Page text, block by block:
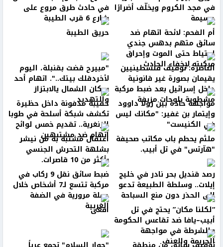
في مجد الكروم ويخلّف أضرارًا
جسيمة
في حادث طرق مروع على
شارع 6 قرب الطيبة
أم الفحم: لائحة اتهام ضد
سائق متهم بدهس جندي
احتياط حتى الموت وإحراق
مركبته لإخفاء الحادث
حريق الطيبة
الناصرة: توقيف فلسطينيين
يقيمان بصورة غير قانونية
داخل إسرائيل بعد ضبط مركبة
مشطوبة بلوحات مزيفة
"مبيرح قضت بقنبلة، اليوم
لأخردقلك بيتك..". اتهام أحد
سكان الشمال يالابتزاز
والتهديد مواجهة حادة بين رولا داوود
وإيتمار بن غفير: "مكانك ليس
في الكنيست"
حقيبة مدفونة داخل حظيرة
تكشف شبكة أسلحة في طوبا
الزنغرية.. تقديم خمس لوائح
اتهام ضد مشتبهين ملثم يحطم باب مكاتب صحيفة
"هآرتس" في تل أبيب.
اعتقال مشتبه به من نيشر
بشلهة التحرش الجنسي
بأكثر من 10 قاصرات.
رصد قنديل بحر نادر في خليج
إيلات.. وسلطة الطبيعة تدعو
إلى الحذر دون منع السباحة
ضبط سائق نقل 9 ركاب في
مركبة تتسع لـ7 أشخاص خلال
حملة مرورية في الضفة
الغربية “لكلنا مكان” يحتج في تل
أبيب–يافا ضد تقاعس الحكومة
والشرطة في مواجهة
الجريمة والعنف
افعى